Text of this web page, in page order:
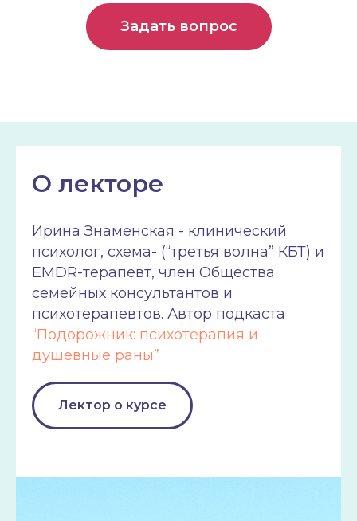
Задать вопрос
О лекторе
Ирина Знаменская - клинический
психолог, схема- (“третья волна” КБТ) и
EMDR-терапевт, член Общества
семейных консультантов и
психотерапевтов. Автор подкаста
“Подорожник: психотерапия и
душевные раны”
Лектор о курсе